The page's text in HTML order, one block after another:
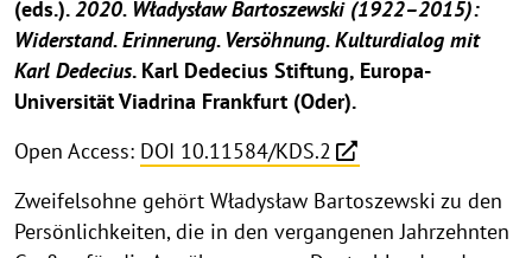
(eds.).2020. Władysław Bartoszewski (1922–2015):
Widerstand. Erinnerung. Versöhnung. Kulturdialog mit
Karl Dedecius. Karl Dedecius Stiftung, Europa-
Universität Viadrina Frankfurt (Oder).
Open Access: DOI 10.11584/KDS.2
Zweifelsohne gehört Władysław Bartoszewski zu den
Persönlichkeiten, die in den vergangenen Jahrzehnten